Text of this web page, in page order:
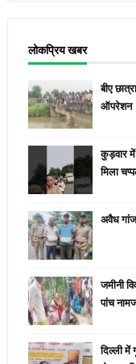
लोकप्रिय खबर
बीए
ऑपरेशन
कुड़वार
मिला
अवैध
जमीनी
पांच
दिल्ली